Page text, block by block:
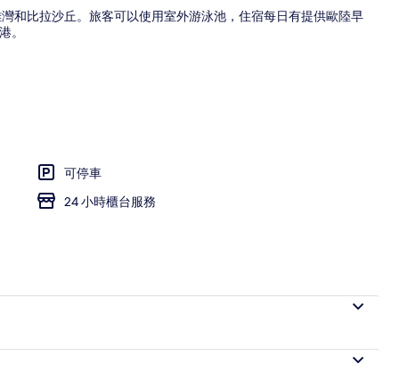
和比拉沙丘。旅客可以使用室外游泳池，住宿每日有提供歐陸早
。
可停車
24 小時櫃台服務